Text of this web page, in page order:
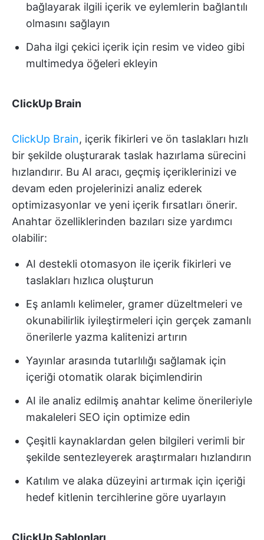
bağlayarak ilgili içerik ve eylemlerin bağlantılı
olmasını sağlayın
Daha ilgi çekici içerik için resim ve video gibi
multimedya öğeleri ekleyin
ClickUp Brain
ClickUp Brain, içerik fikirleri ve ön taslakları hızlı
bir şekilde oluşturarak taslak hazırlama sürecini
hızlandırır. Bu AI aracı, geçmiş içeriklerinizi ve
devam eden projelerinizi analiz ederek
optimizasyonlar ve yeni içerik fırsatları önerir.
Anahtar özelliklerinden bazıları size yardımcı
olabilir:
AI destekli otomasyon ile içerik fikirleri ve
taslakları hızlıca oluşturun
Eş anlamlı kelimeler, gramer düzeltmeleri ve
okunabilirlik iyileştirmeleri için gerçek zamanlı
önerilerle yazma kalitenizi artırın
Yayınlar arasında tutarlılığı sağlamak için
içeriği otomatik olarak biçimlendirin
AI ile analiz edilmiş anahtar kelime önerileriyle
makaleleri SEO için optimize edin
Çeşitli kaynaklardan gelen bilgileri verimli bir
şekilde sentezleyerek araştırmaları hızlandırın
Katılım ve alaka düzeyini artırmak için içeriği
hedef kitlenin tercihlerine göre uyarlayın
ClickUp Şablonları